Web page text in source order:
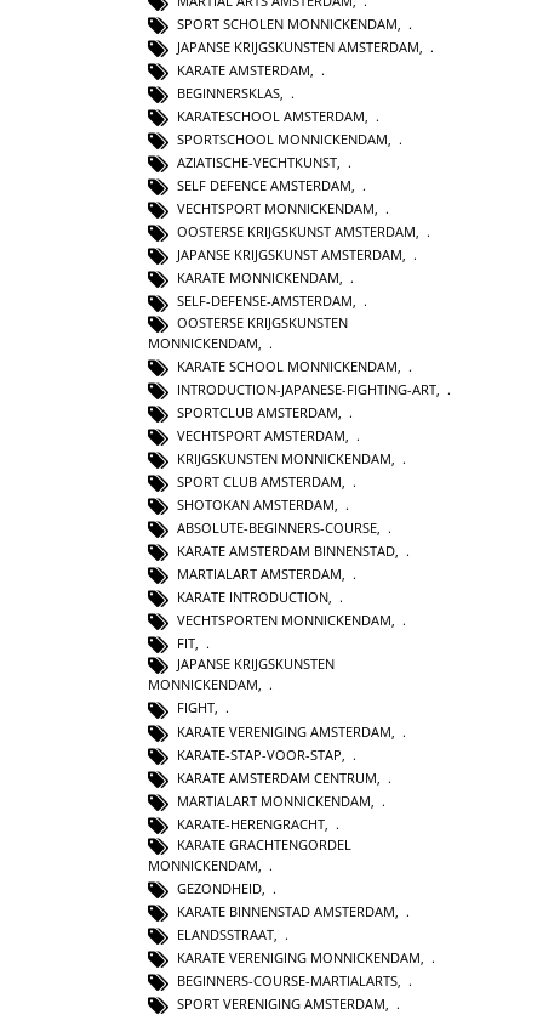
SPORT SCHOLEN MONNICKENDAM
JAPANSE KRIJGSKUNSTEN AMSTERDAM
KARATE AMSTERDAM
BEGINNERSKLAS
KARATESCHOOL AMSTERDAM
SPORTSCHOOL MONNICKENDAM,
AZIATISCHE-VECHTKUNST,
SELF DEFENCE AMSTERDAM,
VECHTSPORT MONNICKENDAM,
OOSTERSE KRIJGSKUNST AMSTERDAM,
JAPANSE KRIJGSKUNST AMSTERDAM,
KARATE MONNICKENDAM,
SELF-DEFENSE-AMSTERDAM,
OOSTERSE KRIJGSKUNSTEN
MONNICKENDAM
KARATE SCHOOL MONNICKENDAM
INTRODUCTION-JAPANESE-FIGHTING-ART
SPORTCLUB AMSTERDAM
VECHTSPORT AMSTERDAM
KRIJGSKUNSTEN MONNICKENDAM
SPORT CLUB AMSTERDAM
SHOTOKAN AMSTERDAM
ABSOLUTE-BEGINNERS-COURSE,
KARATE AMSTERDAM BINNENSTAD,
MARTIALART AMSTERDAM,
KARATE INTRODUCTION,
VECHTSPORTEN MONNICKENDAM,
FIT,
JAPANSE KRIJGSKUNSTEN
MONNICKENDAM,
FIGHT,
KARATE VERENIGING AMSTERDAM
KARATE-STAP-VOOR-STAP
KARATE AMSTERDAM CENTRUM
MARTIALART MONNICKENDAM
KARATE-HERENGRACHT
KARATE GRACHTENGORDEL
MONNICKENDAM
GEZONDHEID
KARATE BINNENSTAD AMSTERDAM
ELANDSSTRAAT,
KARATE VERENIGING MONNICKENDAM,
BEGINNERS-COURSE-MARTIALARTS,
SPORT VERENIGING AMSTERDAM,